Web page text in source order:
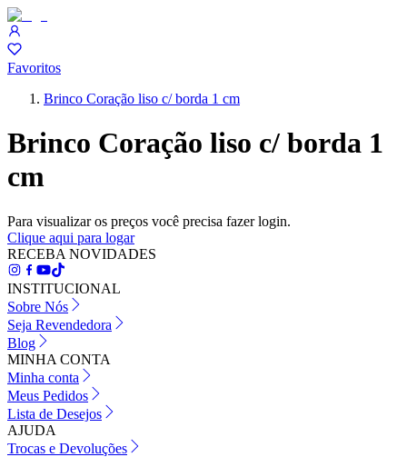
Favoritos
Brinco Coração liso c/ borda 1 cm
Brinco Coração liso c/ borda 1
cm
Para visualizar os preços você precisa fazer login.
Clique aqui para logar
RECEBA NOVIDADES
INSTITUCIONAL
Sobre Nós
Seja Revendedora
Blog
MINHA CONTA
Minha conta
Meus Pedidos
Lista de Desejos
AJUDA
Trocas e Devoluções